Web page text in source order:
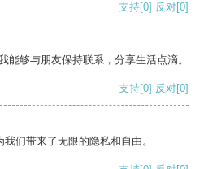
支持[0] 反对[0]
能够与朋友保持联系，分享生活点滴。
支持[0] 反对[0]
们带来了无限的隐私和自由。